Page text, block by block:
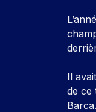
Il
de ce
Barca.